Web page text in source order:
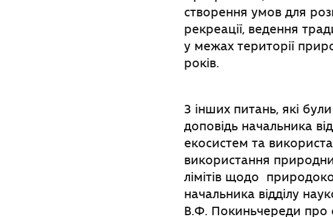
створення умов для
рекреації, ведення
у межах території
років.
З інших питань, які були
доповідь начальника
екосистем та
використання
лімітів щодо
начальника відділу
В.Ф. Покиньчереди про